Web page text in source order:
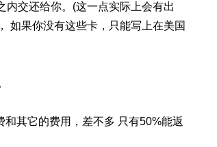
内交还给你。(这一点实际上会有出
如果你没有这些卡，只能写上在美国
其它的费用，差不多 只有50%能返